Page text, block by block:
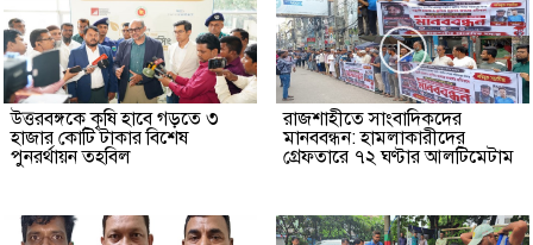
উত্তরবঙ্গকে কৃষি হাবে গড়তে ৩
হাজার কোটি টাকার বিশেষ
পুনরর্থায়ন তহবিল
রাজশাহীতে সাংবাদিকদের
মানববন্ধন: হামলাকারীদের
গ্রেফতারে ৭২ ঘণ্টার আলটিমেটাম